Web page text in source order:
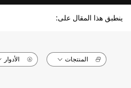
ينطبق هذا المقال على:
المنتجات الأدوار